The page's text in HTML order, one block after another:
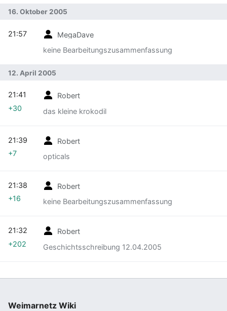
16. Oktober 2005
MegaDave
keine Bearbeitungszusammenfassung
21:57
12. April 2005
Robert
das kleine krokodil
21:41
+30
Robert
opticals
21:39
+7
Robert
keine Bearbeitungszusammenfassung
21:38
+16
Robert
Geschichtsschreibung 12.04.2005
21:32
+202
Weimarnetz Wiki